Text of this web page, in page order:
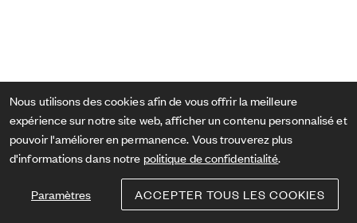
Nous utilisons des cookies afin de vous offrir la meilleure
expérience sur notre site web, afficher un contenu personnalisé et
pouvoir l'améliorer en permanence. Vous trouverez plus
d'informations dans notre politique de confidentialité.
Paramètres ACCEPTER TOUS LES COOKIES